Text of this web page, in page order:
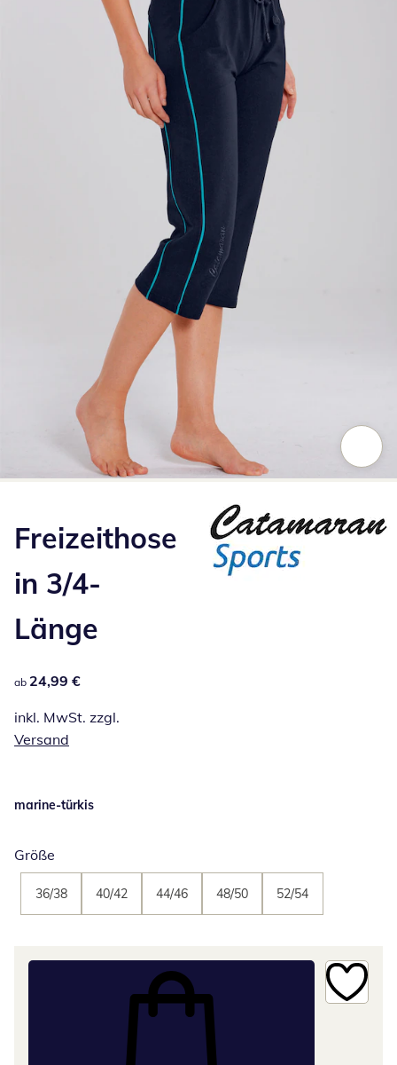
Freizeithose
in 3/4-
Länge
24,99 €
ab 24,99 €
inkl. MwSt. zzgl.
Versand
marine-türkis
Größe
36/38 40/42 44/46 48/50 52/54